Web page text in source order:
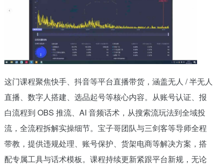
这门课程聚焦快手、抖音等平台直播带货，涵盖无人 / 半无人
直播、数字人搭建、选品起号等核心内容。从账号认证、报
白流程到 OBS 推流、AI 音频话术，从搜索流玩法到全域投
流，全流程拆解实操细节。宝子哥团队与三剑客等导师全程
带教，提供违规处理、账号保护、货架电商等解决方案，搭
配专属工具与话术模板。课程持续更新紧跟平台新规，无论